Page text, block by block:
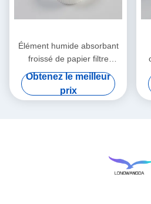
Élément humide absorbant
froissé de papier filtre
d'échangeur de la chaleur et
Obtenez le meilleur
prix